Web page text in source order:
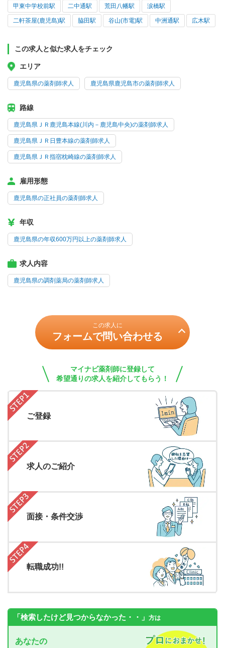
甲東中学校前駅 二中通駅 荒田八幡駅 涙橋駅
二軒茶屋(鹿児島)駅 脇田駅 谷山(市電)駅 中洲通駅 広木駅
この求人と似た求人をチェック
エリア
鹿児島県の薬剤師求人 鹿児島県鹿児島市の薬剤師求人
路線
鹿児島県ＪＲ鹿児島本線(川内－鹿児島中央)の薬剤師求人
鹿児島県ＪＲ日豊本線の薬剤師求人
鹿児島県ＪＲ指宿枕崎線の薬剤師求人
雇用形態
鹿児島県の正社員の薬剤師求人
年収
鹿児島県の年収600万円以上の薬剤師求人
求人内容
鹿児島県の調剤薬局の薬剤師求人
この求人に
フォームで問い合わせる
マイナビ薬剤師に登録して
希望通りの求人を紹介してもらう！
ご登録
求人のご紹介
面接・条件交渉
転職成功!!
「検索したけど見つからなかった・・」 方は
あなたの